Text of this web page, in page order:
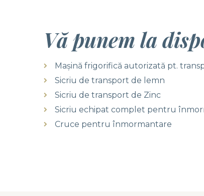
Vă punem la
Mașină frigorifică autorizată pt.
Sicriu de transport de lemn
Sicriu de transport de Zinc
Sicriu echipat complet pentru
Cruce pentru înmormantare